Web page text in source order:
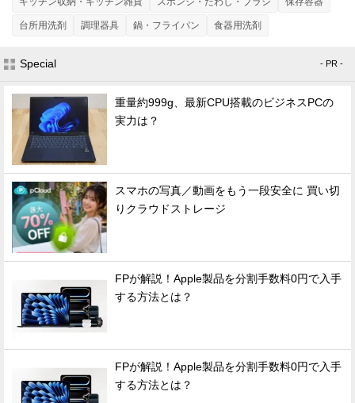
台所用洗剤 調理器具 鍋・フライパン 食器用洗剤
Special - PR -
重量約999g、最新CPU搭載のビジネスPCの
実力は？
スマホの写真／動画をもう一段安全に 買い切
りクラウドストレージ
FPが解説！Apple製品を分割手数料0円で入手
する方法とは？
FPが解説！Apple製品を分割手数料0円で入手
する方法とは？